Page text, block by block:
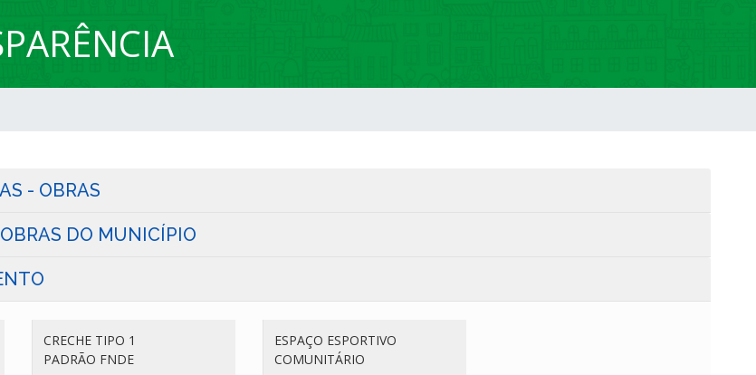
- OBRAS
DO MUNICÍPIO
CRECHE TIPO 1
PADRÃO FNDE
ESPAÇO ESPORTIVO
COMUNITÁRIO